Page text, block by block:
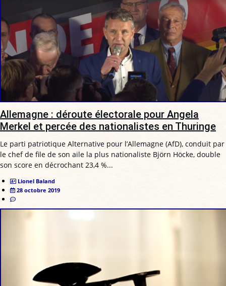
Allemagne : déroute électorale pour Angela
Merkel et percée des nationalistes en Thuringe
Le parti patriotique Alternative pour l’Allemagne (AfD), conduit par
le chef de file de son aile la plus nationaliste Björn Höcke, double
son score en décrochant 23,4 %...
Lionel Baland
28 octobre 2019